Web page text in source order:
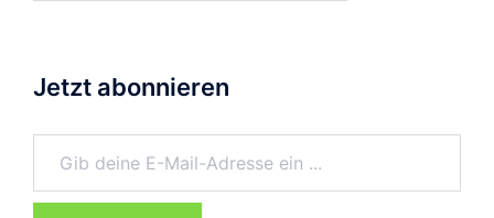
Jetzt abonnieren
Gib deine E-Mail-Adresse ein ...